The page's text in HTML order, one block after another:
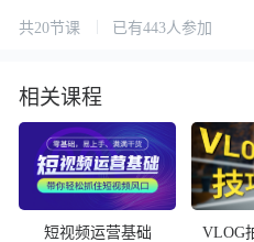
共20节课 已有443人参加
相关课程
短视频运营基础 VLOG